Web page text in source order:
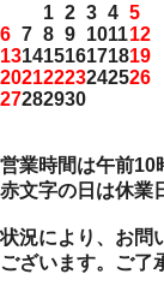
1 2 3 4 5
6 7 8 9 101112
13141516171819
20212223242526
27282930
営業時間は午前10
赤文字の日は休業
状況により、お問
ございます。ご了